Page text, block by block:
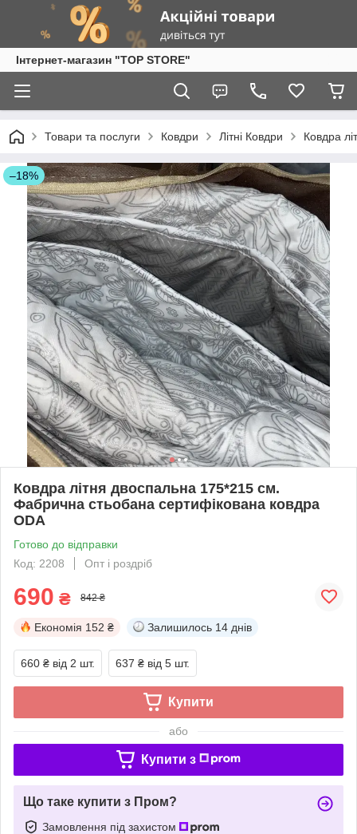
Інтернет-магазин "TOP STORE"
Товари та послуги Ковдри Літні Ковдри Ковдра
–18%
Ковдра літня двоспальна 175*215 см.
Фабрична стьобана сертифікована ковдра
ODA
Готово до відправки
Код: 2208
Опт і роздріб
690 ₴ 842 ₴
Економія 152 ₴ Залишилось 14 днів
660 ₴ від 2 шт. 637 ₴ від 5 шт.
Купити
або
Купити з
Що таке купити з Пром?
Замовлення під захистом